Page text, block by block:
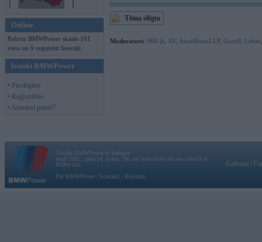
Online
Pašreiz BMWPower skatās 161
viesi un 9 reģistrēti lietotāji.
Ienākt BMWPower
• Pieslēgties
• Reģistrēties
• Aizmirsi paroli?
Tēma slēgta
Moderatori: 968-jk AV AiwaShuraLLP, GirtzB Lafter
Vortāls BMWPower.lv darbojas
kopš 2002. gada 14. maija. Tas nav auto klubs un nav saistīts ar
BMW AG.
Par BMWPower
Kontakti Reklāma
Galvena